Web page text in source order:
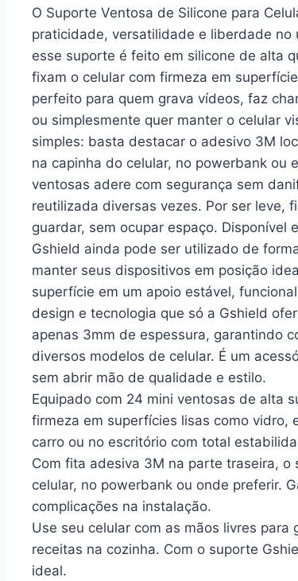
O Suporte Ventosa de Silicone para
praticidade, versatilidade e liberdade
esse suporte é feito em silicone de alta
fixam o celular com firmeza em
perfeito para quem grava vídeos, faz
ou simplesmente quer manter o celular
simples: basta destacar o adesivo 3M
na capinha do celular, no powerbank ou
ventosas adere com segurança sem
reutilizada diversas vezes. Por ser leve,
guardar, sem ocupar espaço. Disponível
Gshield ainda pode ser utilizado de
manter seus dispositivos em posição
superfície em um apoio estável,
design e tecnologia que só a Gshield
apenas 3mm de espessura, garantindo
diversos modelos de celular. É um
sem abrir mão de qualidade e estilo.
Equipado com 24 mini ventosas de alta
firmeza em superfícies lisas como vidro,
carro ou no escritório com total
Com fita adesiva 3M na parte traseira,
celular, no powerbank ou onde preferir.
complicações na instalação.
Use seu celular com as mãos livres
receitas na cozinha. Com o suporte
ideal.